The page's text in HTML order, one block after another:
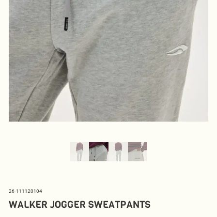
26-111120104
WALKER JOGGER SWEATPANTS